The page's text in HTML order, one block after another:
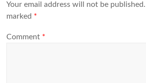
Your email address will not be published.
marked *
Comment *